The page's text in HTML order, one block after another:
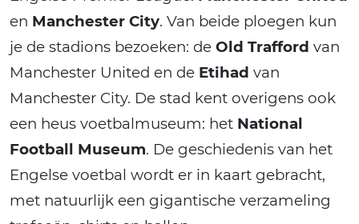
en Manchester City. Van beide ploegen kun
je de stadions bezoeken: de Old Trafford van
Manchester United en de Etihad van
Manchester City. De stad kent overigens ook
een heus voetbalmuseum: het National
Football Museum. De geschiedenis van het
Engelse voetbal wordt er in kaart gebracht,
met natuurlijk een gigantische verzameling